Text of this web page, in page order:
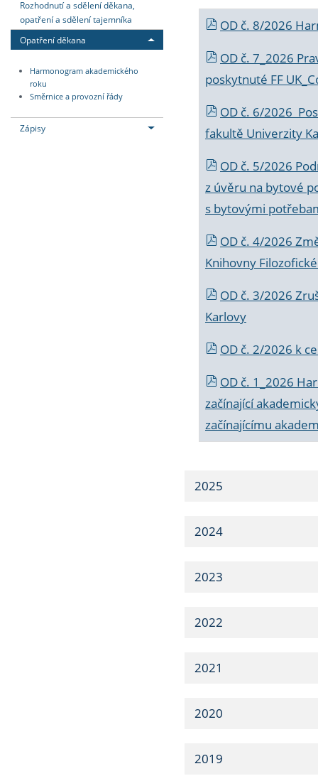
Rozhodnutí a sdělení děkana,
opatření a sdělení tajemníka
Opatření děkana
Harmonogram akademického
roku
Směrnice a provozní řády
Zápisy
OD č. 8/2026
OD č. 7_2026
poskytnuté FF
OD č. 6/2026
fakultě Univerzity
OD č. 5/2026
z úvěru na bytové
s bytovými
OD č. 4/2026
Knihovny
OD č. 3/2026
Karlovy
OD č. 2/2026 k
OD č. 1_2026
začínající
začínajícímu
2025
2024
2023
2022
2021
2020
2019